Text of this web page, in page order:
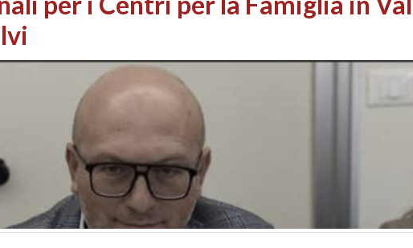
abusi edilizi e occupazione